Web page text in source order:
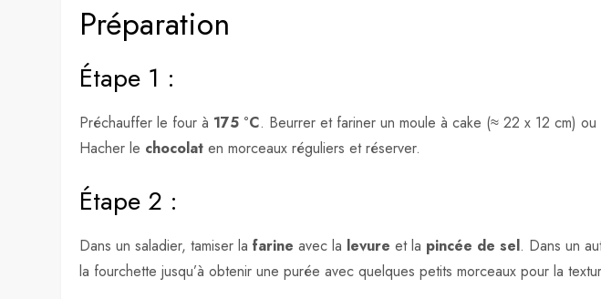
Préparation
Étape 1 :
Préchauffer le four à 175 °C. Beurrer et fariner un moule à cake (≈ 22 x 12 cm)
Hacher le chocolat en morceaux réguliers et réserver.
Étape 2 :
Dans un saladier, tamiser lafarine avec la levure et la pincée de sel. Dans un
la fourchette jusqu’à obtenir une purée avec quelques petits morceaux pour la